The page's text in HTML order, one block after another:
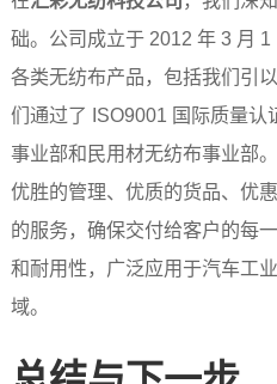
础。公司成立于 2012 年 3 月
各类无纺布产品，包括我们引
们通过了 ISO9001 国际质量认
事业部和民用材无纺布事业部
优胜的管理、优质的货品、优
的服务，确保交付给客户的每
和耐用性，广泛应用于汽车工
域。